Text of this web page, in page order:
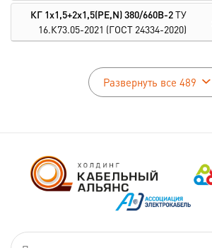
КГ 1х1,5+2х1,5(PE,N) 380/660В-2ТУ
16.К73.05-2021 (ГОСТ 24334-2020)
Развернуть все 489